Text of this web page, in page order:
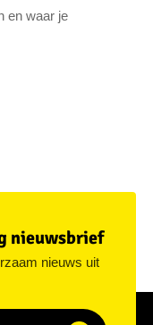
en waar je
nieuwsbrief
nieuws uit